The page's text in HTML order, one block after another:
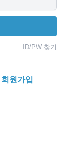
ID/PW 찾기
회원가입